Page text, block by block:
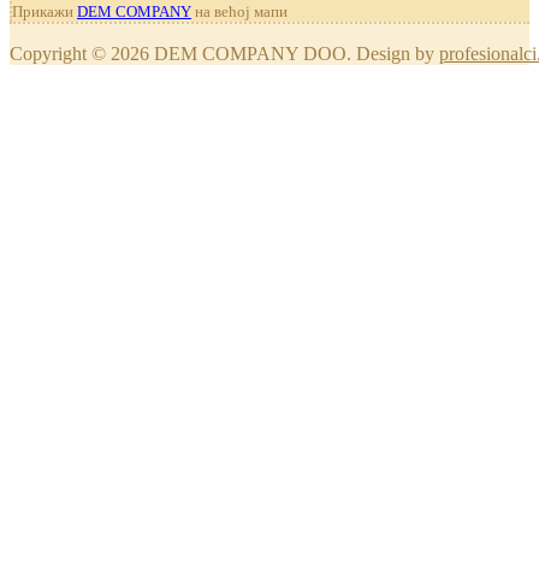
Прикажи DEM COMPANY на већој мапи
Copyright © 2026 DEM COMPANY DOO. Design by